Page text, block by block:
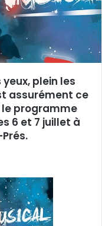
plein les
assurément ce
le programme
6 et 7 juillet à